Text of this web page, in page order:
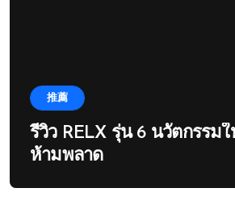
推薦
รีวิว RELX รุ่น 6 นวัตกรรม
ห้ามพลาด